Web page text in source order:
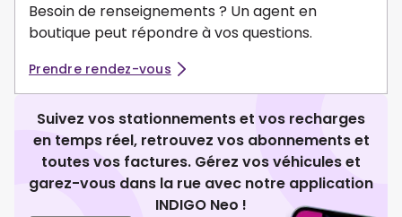
Besoin de renseignements ? Un agent en
boutique peut répondre à vos questions.
Prendre rendez-vous
Suivez vos stationnements et vos recharges
en temps réel, retrouvez vos abonnements et
toutes vos factures. Gérez vos véhicules et
garez-vous dans la rue avec notre application
INDIGO Neo !